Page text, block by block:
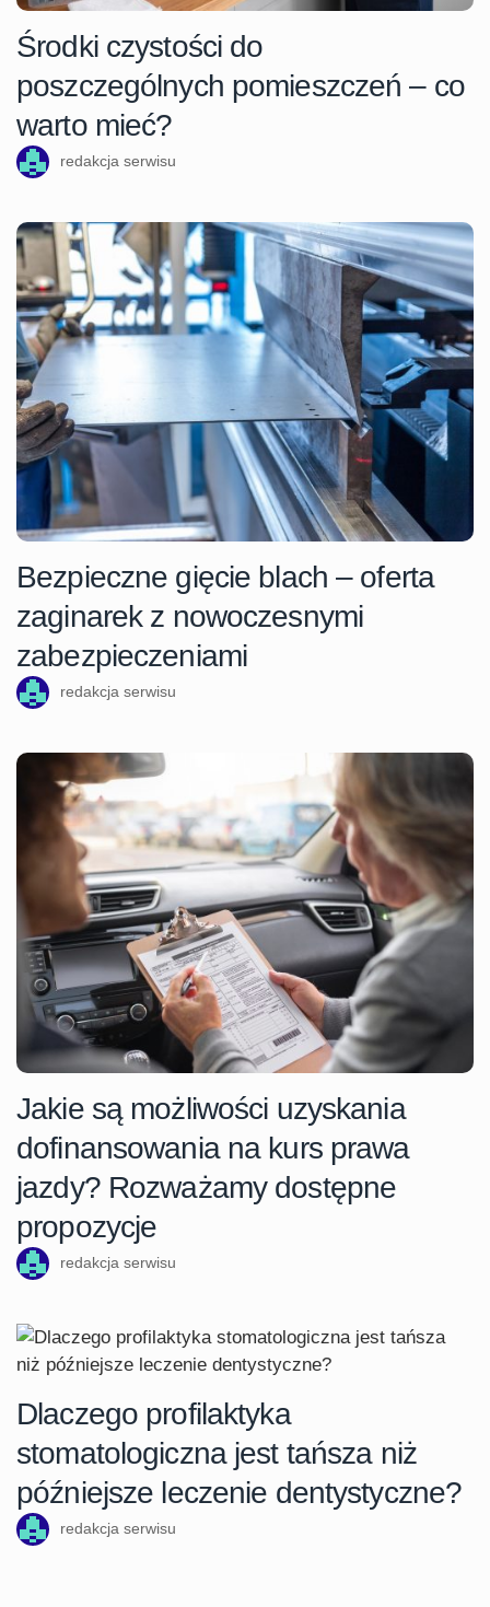
Środki czystości do
poszczególnych pomieszczeń – co
warto mieć?
redakcja serwisu
Bezpieczne gięcie blach – oferta
zaginarek z nowoczesnymi
zabezpieczeniami
redakcja serwisu
Jakie są możliwości uzyskania
dofinansowania na kurs prawa
jazdy? Rozważamy dostępne
propozycje
redakcja serwisu
Dlaczego profilaktyka
stomatologiczna jest tańsza niż
późniejsze leczenie dentystyczne?
redakcja serwisu